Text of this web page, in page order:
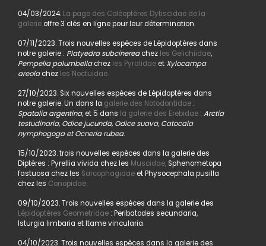
04/03/2024. La page des Coléoptères Dytiscidae de la
galerieoffre 3 clés en ligne pour leur détermination.
07/11/2023. Trois nouvelles espèces de Lépidoptères dans
notre galerie : Platyedra subcinereachez les Gelichiidae,
Pempelia palumbellachez les PyralidaeetXylocampa
areolachez les Noctuidae.
27/10/2023. Six nouvelles espèces de Lépidoptères dans
notre galerie. Un dans la galerie des Notodontidae:
Spatalia argentina, et 5 dans la galerie des Erebidae: Arctia
testudinaria, Odice jucunda, Odice suava, Catocala
nymphogoga et Ocneria rubea.
15/10/2023. trois nouvelles espèces dans la galerie des
Diptères : Pyrellia vivida chez les Muscidae,Sphenometopa
fastuosa chez les Sarcophagidaeet Physocephala pusilla
chez les Conopidae.
09/10/2023. Trois nouvelles espèces dans la galerie des
Lépidoptères Geometridae: Peribatodes secundaria,
Isturgia limbaria et Itame vincularia.
04/10/2023. Trois nouvelles espèces dans la galerie des